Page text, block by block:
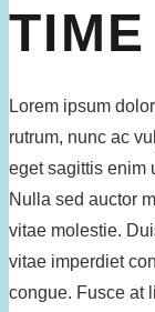
TIME
Lorem ipsum
rutrum, nunc ac
eget sagittis enim
Nulla sed auctor
vitae molestie.
vitae imperdiet
congue. Fusce at